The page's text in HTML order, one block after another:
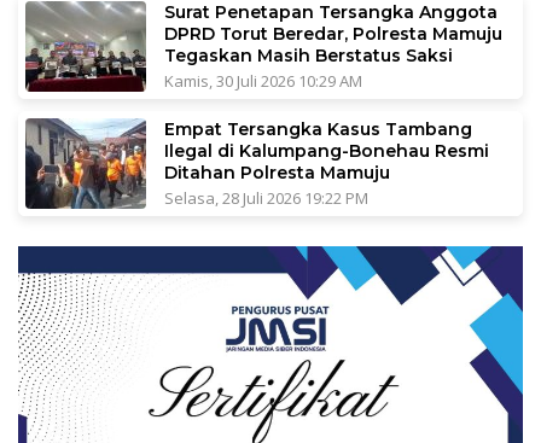
Surat Penetapan Tersangka Anggota
DPRD Torut Beredar, Polresta Mamuju
Tegaskan Masih Berstatus Saksi
Kamis, 30 Juli 2026 10:29 AM
Empat Tersangka Kasus Tambang
Ilegal di Kalumpang-Bonehau Resmi
Ditahan Polresta Mamuju
Selasa, 28 Juli 2026 19:22 PM